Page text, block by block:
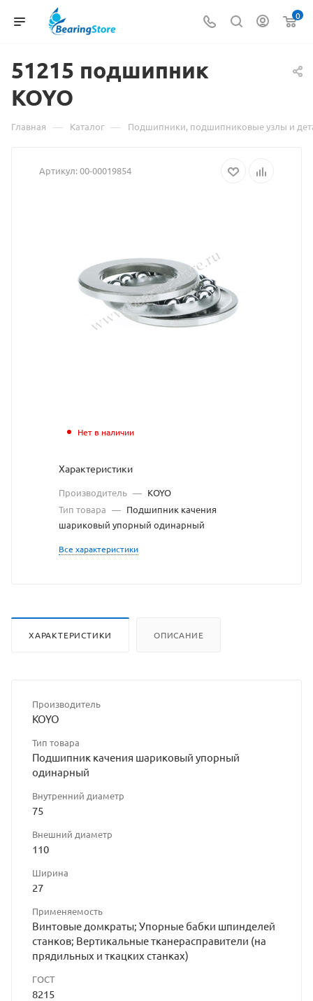
0
51215 Материал
товаре
подшипник
с
сайта
https://
по
владельца
подшипник
KOYO
Главная — Каталог — Подшипники, подшипниковые узлы и
Артикул:00-00019854
Нет в наличии
Характеристики
Производитель — KOYO
Тип товара — Подшипник качения
шариковый упорный одинарный
Все характеристики
ХАРАКТЕРИСТИКИ ОПИСАНИЕ
Производитель
KOYO
Тип товара
Подшипник качения шариковый упорный
одинарный
Внутренний диаметр
75
Внешний диаметр
110
Ширина
27
Применяемость
Винтовые домкраты; Упорные бабки шпинделей
станков; Вертикальные тканерасправители (на
прядильных и ткацких станках)
ГОСТ
8215